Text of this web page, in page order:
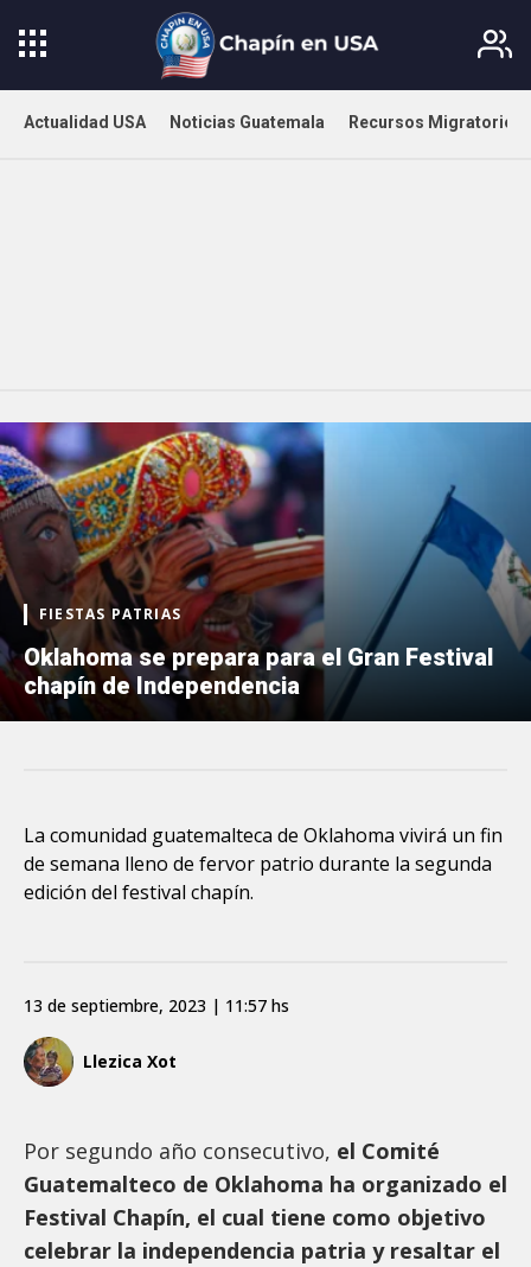
Actualidad USA Noticias Guatemala Recursos Migratorios
FIESTAS PATRIAS
Oklahoma se prepara para el Gran Festival
chapín de Independencia
La comunidad guatemalteca de Oklahoma vivirá un fin
de semana lleno de fervor patrio durante la segunda
edición del festival chapín.
Llezica Xot
13 de septiembre, 2023 | 11:57 hs
Por segundo año consecutivo, el Comité
Guatemalteco de Oklahoma ha organizado el
Festival Chapín, el cual tiene como objetivo
celebrar la independencia patria y resaltar el